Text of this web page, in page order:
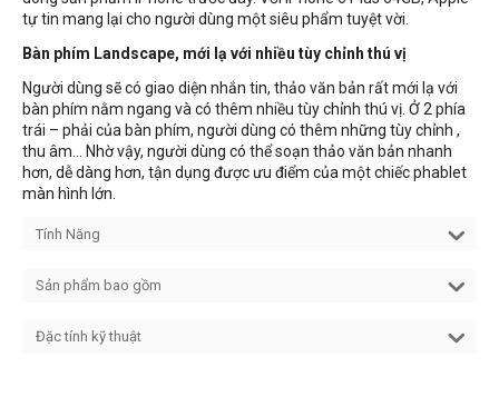
tự tin mang lại cho người dùng một siêu phẩm tuyệt vời.
Bàn phím Landscape, mới lạ với nhiều tùy chỉnh thú vị
Người dùng sẽ có giao diện nhắn tin, thảo văn bản rất mới lạ với
bàn phím nằm ngang và có thêm nhiều tùy chỉnh thú vị. Ở 2 phía
trái – phải của bàn phím, người dùng có thêm những tùy chỉnh ,
thu âm… Nhờ vậy, người dùng có thể soạn thảo văn bản nhanh
hơn, dễ dàng hơn, tận dụng được ưu điểm của một chiếc phablet
màn hình lớn.
Tính Năng
Sản phẩm bao gồm
Đặc tính kỹ thuật